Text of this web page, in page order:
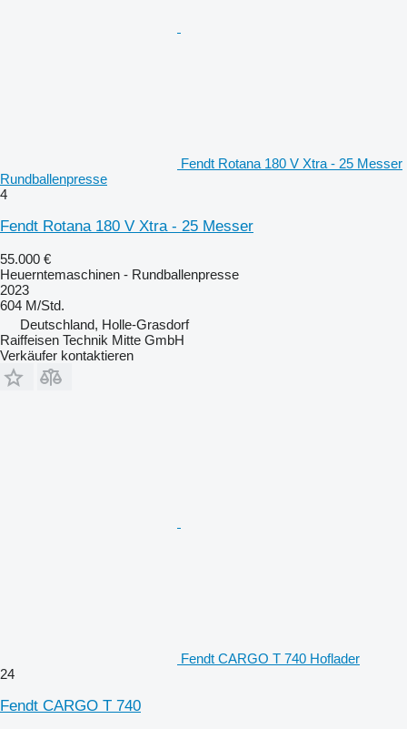
Fendt Rotana 180 V Xtra - 25 Messer
Rundballenpresse
4
Fendt Rotana 180 V Xtra - 25 Messer
55.000 €
Heuerntemaschinen - Rundballenpresse
2023
604 M/Std.
Deutschland, Holle-Grasdorf
Raiffeisen Technik Mitte GmbH
Verkäufer kontaktieren
Fendt CARGO T 740 Hoflader
24
Fendt CARGO T 740